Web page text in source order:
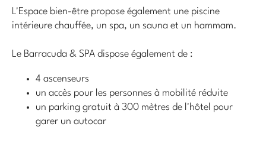
L'Espace bien-être propose également une piscine
intérieure chauffée, un spa, un sauna et un hammam.
Le Barracuda & SPA dispose également de :
4 ascenseurs
un accès pour les personnes à mobilité réduite
un parking gratuit à 300 mètres de l'hôtel pour
garer un autocar